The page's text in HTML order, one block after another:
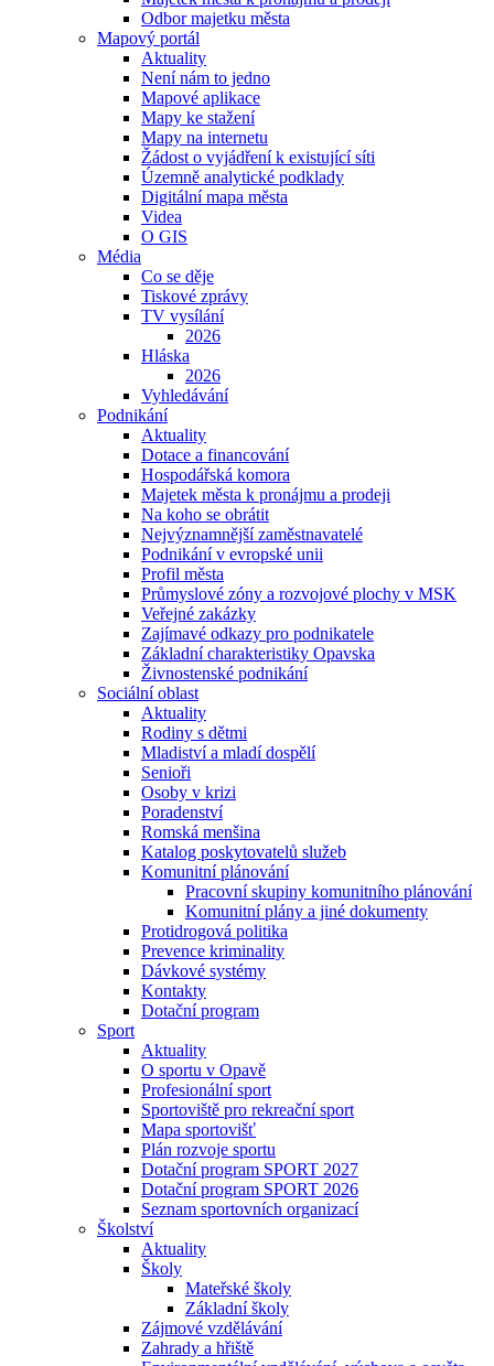
Odbor majetku města
Mapový portál
Aktuality
Není nám to jedno
Mapové aplikace
Mapy ke stažení
Mapy na internetu
Žádost o vyjádření k existující síti
Územně analytické podklady
Digitální mapa města
Videa
O GIS
Média
Co se děje
Tiskové zprávy
TV vysílání
2026
Hláska
2026
Vyhledávání
Podnikání
Aktuality
Dotace a financování
Hospodářská komora
Majetek města k pronájmu a prodeji
Na koho se obrátit
Nejvýznamnější zaměstnavatelé
Podnikání v evropské unii
Profil města
Průmyslové zóny a rozvojové plochy v MSK
Veřejné zakázky
Zajímavé odkazy pro podnikatele
Základní charakteristiky Opavska
Živnostenské podnikání
Sociální oblast
Aktuality
Rodiny s dětmi
Mladiství a mladí dospělí
Senioři
Osoby v krizi
Poradenství
Romská menšina
Katalog poskytovatelů služeb
Komunitní plánování
Pracovní skupiny komunitního plánování
Komunitní plány a jiné dokumenty
Protidrogová politika
Prevence kriminality
Dávkové systémy
Kontakty
Dotační program
Sport
Aktuality
O sportu v Opavě
Profesionální sport
Sportoviště pro rekreační sport
Mapa sportovišť
Plán rozvoje sportu
Dotační program SPORT 2027
Dotační program SPORT 2026
Seznam sportovních organizací
Školství
Aktuality
Školy
Mateřské školy
Základní školy
Zájmové vzdělávání
Zahrady a hřiště